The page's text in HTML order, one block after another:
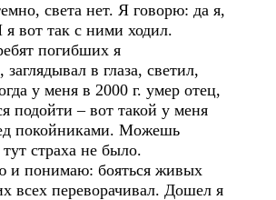
света нет. Я говорю: да я,
вот так с ними ходил.
погибших я
заглядывал в глаза, светил,
у меня в 2000 г. умер отец,
подойти – вот такой у меня
покойниками. Можешь
страха не было.
и понимаю: бояться живых
всех переворачивал. Дошел я